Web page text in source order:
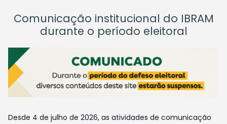
Comunicação institucional do IBRAM
durante o período eleitoral
Desde 4 de julho de 2026, as atividades de comunicação